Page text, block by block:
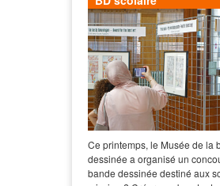
Ce printemps, le Musée de la
dessinée a organisé un
bande dessinée destiné aux